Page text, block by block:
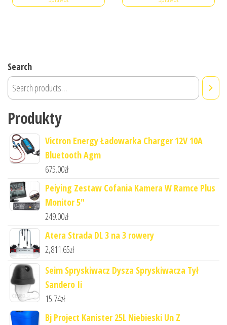
Search
Produkty
Victron Energy Ładowarka Charger 12V 10A
Bluetooth Agm
675.00zł
Peiying Zestaw Cofania Kamera W Ramce Plus
Monitor 5"
249.00zł
Atera Strada DL 3 na 3 rowery
2,811.65zł
Seim Spryskiwacz Dysza Spryskiwacza Tył
Sandero Ii
15.74zł
Bj Project Kanister 25L Niebieski Un Z